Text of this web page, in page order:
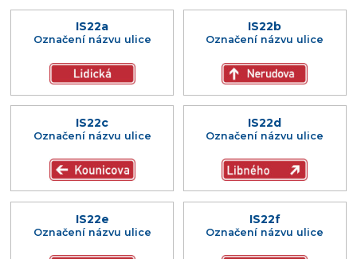
IS22a
Označení názvu ulice
IS22b
Označení názvu ulice
IS22c
Označení názvu ulice
IS22d
Označení názvu ulice
IS22e
Označení názvu ulice
IS22f
Označení názvu ulice